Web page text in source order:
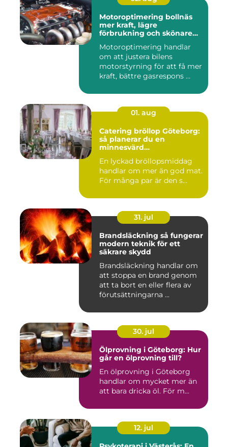
Motoroptimering bollnäs
mer kraft, lägre
förbrukning och skönare
Motoroptimering handlar
om att justera bilens
motorstyrning för att få mer
kraft, bättre gasrespons ...
01. aug
Catering bröllop Göteborg:
så planerar du en
minnesvärd
En lyckad bröllopsmiddag
handlar om mer än god mat.
För många par är den s...
31. jul
Brandsläckning så fungerar
modern teknik för ett
säkrare skydd
Brandsläckning handlar om
att stoppa en brand genom
att ta bort en eller flera av
förutsättningarna ...
30. jul
Ölprovning i Göteborg: Hur
går en ölprovning till?
En ölprovning i Göteborg
handlar om mycket mer än
att bara dricka öl. För m...
12. jul